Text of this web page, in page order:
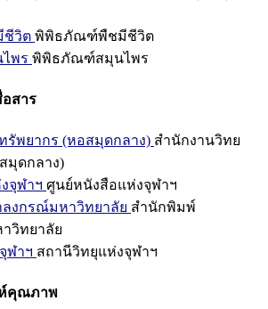
วิต พิพิธภัณฑ์พืชมีชีวิต
พร พิพิธภัณฑ์สมุนไพร
สาร
รัพยากร (หอสมุดกลาง) สำนักงานวิทย
มุดกลาง)
จุฬาฯ ศูนย์หนังสือแห่งจุฬาฯ
งกรณ์มหาวิทยาลัย สำนักพิมพ์
วิทยาลัย
ฬาฯ สถานีวิทยุแห่งจุฬาฯ
ห์คุณภาพ